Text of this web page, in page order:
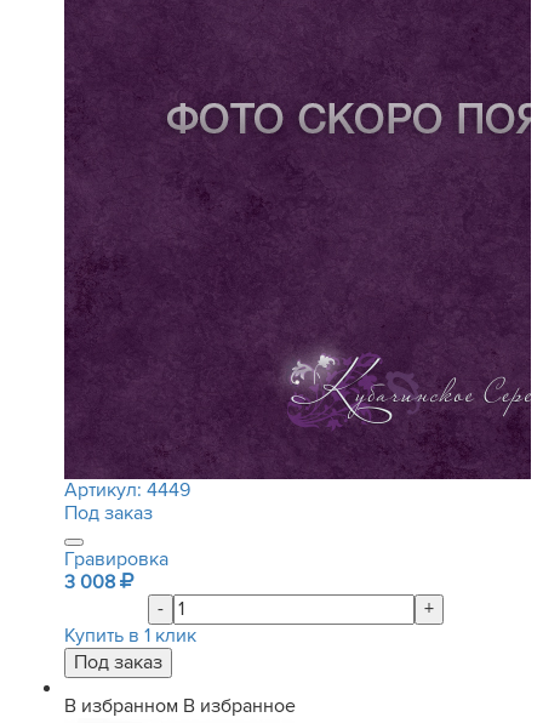
Артикул: 4449
Под заказ
Гравировка
3 008
-
+
Купить в 1 клик
В избранном В избранное